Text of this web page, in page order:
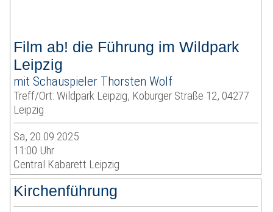
Film ab! die Führung im Wildpark
Leipzig
mit Schauspieler Thorsten Wolf
Treff/Ort: Wildpark Leipzig, Koburger Straße 12, 04277
Leipzig
Sa, 20.09.2025
11:00 Uhr
Central Kabarett Leipzig
Kirchenführung